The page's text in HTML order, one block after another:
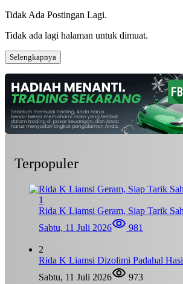
Tidak Ada Postingan Lagi.
Tidak ada lagi halaman untuk dimuat.
Selengkapnya
Terpopuler
1
Rida K Liamsi Geram, Siap Tarik
Sabtu, 11 Juli 2026
981
2
Rida K Liamsi Dizolimi Padahal
Sabtu, 11 Juli 2026
973